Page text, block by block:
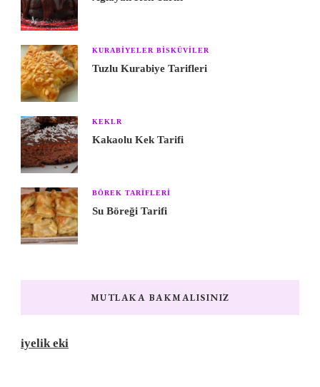
KURABIYELER BISKÜVILER
Tuzlu Kurabiye Tarifleri
KEKLR
Kakaolu Kek Tarifi
BÖREK TARIFLERI
Su Böreği Tarifi
MUTLAKA BAKMALISINIZ
iyelik eki